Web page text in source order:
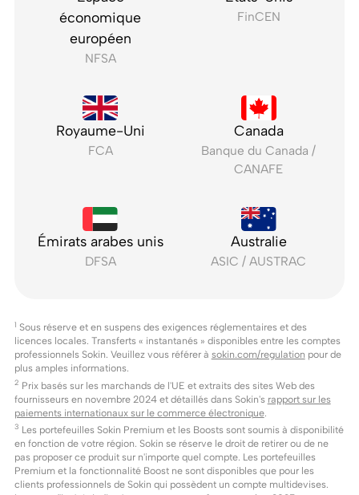
économique
européen
NFSA
FinCEN
Royaume-Uni
FCA
Canada
Banque du Canada /
CANAFE
Émirats arabes unis
DFSA
Australie
ASIC / AUSTRAC
1 Sous réserve et en suspens des exigences réglementaires et des
licences locales. Transferts « instantanés » disponibles entre les comptes
professionnels Sokin. Veuillez vous référer à sokin.com/regulation pour de
plus amples informations.
2 Prix basés sur les marchands de l'UE et extraits des sites Web des
fournisseurs en novembre 2024 et détaillés dans Sokin's rapport sur les
paiements internationaux sur le commerce électronique.
3 Les portefeuilles Sokin Premium et les Boosts sont soumis à disponibilité
en fonction de votre région. Sokin se réserve le droit de retirer ou de ne
pas proposer ce produit sur n'importe quel compte. Les portefeuilles
Premium et la fonctionnalité Boost ne sont disponibles que pour les
clients professionnels de Sokin qui possèdent un compte multidevises.